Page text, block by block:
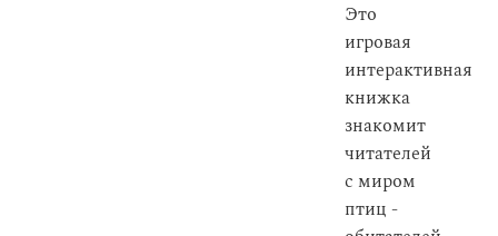
Это
игровая
интерактивная
книжка
знакомит
читателей
с миром
птиц -